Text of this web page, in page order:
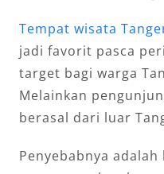
Tempat wisata
jadi favorit pasca
target bagi warga
Melainkan
berasal dari luar
Penyebabnya